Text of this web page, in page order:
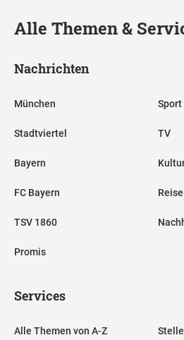
Alle Themen &
Nachrichten
München
Stadtviertel
Bayern
FC Bayern
TSV 1860
Promis
Sport
TV
Reise
Services
Alle Themen von A-Z